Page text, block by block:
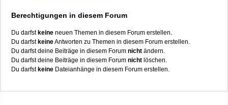
Berechtigungen in diesem Forum
Du darfst keine neuen Themen in diesem Forum erstellen.
Du darfst keineAntworten zu Themen in diesem Forum erstellen.
Du darfst deine Beiträge in diesem Forum nicht ändern.
Du darfst deine Beiträge in diesem Forum nicht löschen.
Du darfst keine Dateianhänge in diesem Forum erstellen.